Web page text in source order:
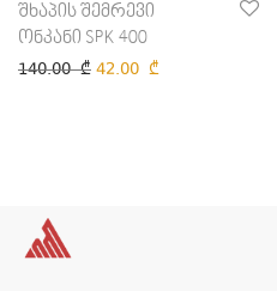
შხაპის შემრევი
ონკანი SPK 400
140.00₾ 42.00 ₾